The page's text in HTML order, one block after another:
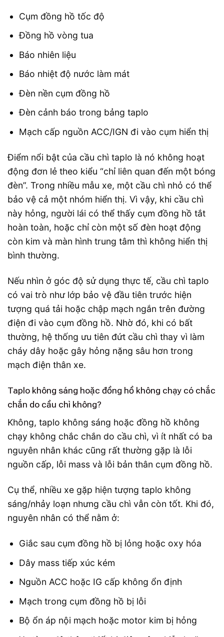
Cụm đồng hồ tốc độ
Đồng hồ vòng tua
Báo nhiên liệu
Báo nhiệt độ nước làm mát
Đèn nền cụm đồng hồ
Đèn cảnh báo trong bảng taplo
Mạch cấp nguồn ACC/IGN đi vào cụm hiển thị
Điểm nổi bật của cầu chì taplo là nó không hoạt
động đơn lẻ theo kiểu “chỉ liên quan đến một bóng
đèn”. Trong nhiều mẫu xe, một cầu chì nhỏ có thể
bảo vệ cả một nhóm hiển thị. Vì vậy, khi cầu chì
này hỏng, người lái có thể thấy cụm đồng hồ tắt
hoàn toàn, hoặc chỉ còn một số đèn hoạt động
còn kim và màn hình trung tâm thì không hiển thị
bình thường.
Nếu nhìn ở góc độ sử dụng thực tế, cầu chì taplo
có vai trò như lớp bảo vệ đầu tiên trước hiện
tượng quá tải hoặc chập mạch ngắn trên đường
điện đi vào cụm đồng hồ. Nhờ đó, khi có bất
thường, hệ thống ưu tiên đứt cầu chì thay vì làm
cháy dây hoặc gây hỏng nặng sâu hơn trong
mạch điện thân xe.
Taplo không sáng hoặc đồng hồ không chạy có chắc
chắn do cầu chì không?
Không, taplo không sáng hoặc đồng hồ không
chạy không chắc chắn do cầu chì, vì ít nhất có ba
nguyên nhân khác cũng rất thường gặp là lỗi
nguồn cấp, lỗi mass và lỗi bản thân cụm đồng hồ.
Cụ thể, nhiều xe gặp hiện tượng taplo không
sáng/nhảy loạn nhưng cầu chì vẫn còn tốt. Khi đó,
nguyên nhân có thể nằm ở:
Giắc sau cụm đồng hồ bị lỏng hoặc oxy hóa
Dây mass tiếp xúc kém
Nguồn ACC hoặc IG cấp không ổn định
Mạch trong cụm đồng hồ bị lỗi
Bộ ổn áp nội mạch hoặc motor kim bị hỏng